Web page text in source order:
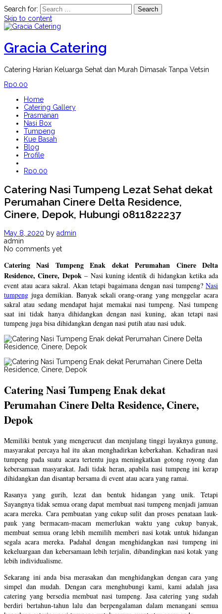
Search for:
Skip to content
Gracia Catering
Catering Harian Keluarga Sehat dan Murah Dimasak Tanpa Vetsin
Rp0.00
Home
Catering Gallery
Prasmanan
Nasi Box
Tumpeng
Kue Basah
Blog
Profile
Rp0.00
Catering Nasi Tumpeng Lezat Sehat dekat
Perumahan Cinere Delta Residence,
Cinere, Depok, Hubungi 0811822237
May 8, 2020 by admin
admin
No comments yet
Catering Nasi Tumpeng Enak dekat Perumahan Cinere Delta
Residence, Cinere, Depok– Nasi kuning identik di hidangkan ketika ada
event atau acara sakral. Akan tetapi bagaimana dengan nasi tumpeng? Nasi
tumpeng juga demikian. Banyak sekali orang-orang yang menggelar acara
sakral atau sedang mendapat hajat memakai nasi tumpeng. Nasi tumpeng
saat ini tidak hanya dihidangkan dengan nasi kuning, akan tetapi nasi
tumpeng juga bisa dihidangkan dengan nasi putih atau nasi uduk.
Catering Nasi Tumpeng Enak dekat
Perumahan Cinere Delta Residence, Cinere,
Depok
Memiliki bentuk yang mengerucut dan menjulang tinggi layaknya gunung,
masyarakat percaya hal itu akan menghadirkan keberkahan. Kehadiran nasi
tumpeng pada suatu acara tertentu juga meningkatkan gotong royong dan
kebersamaan masyarakat. Jadi tidak heran, apabila nasi tumpeng ini kerap
dihidangkan dan disantap bersama di event atau acara yang ramai.
Rasanya yang gurih, lezat dan bentuk hidangan yang unik. Tetapi
Sayangnya tidak semua orang dapat membuat nasi tumpeng menjadi jamuan
acara mereka. Cara pembuatan yang cukup sulit dan proses penataan lauk-
pauk yang bermacam-macam memerlukan waktu yang cukup banyak,
membuat semua orang lebih memilih memberi nasi kotak untuk hidangan
segala acara mereka. Padahal dengan menghidangkan nasi tumpeng ini
kekeluargaan dan kebersamaan lebih terjalin, dibandingkan nasi kotak yang
lebih individualisme.
Sekarang ini anda bisa merasakan dan menghidangkan dengan cara yang
simpel dan mudah. Dengan cara menghubungi kami, kami adalah jasa
catering yang bersedia membuat nasi tumpeng. Jasa catering yang sudah
berdiri bertahun-tahun lalu dan berpengalaman dalam menangani semua